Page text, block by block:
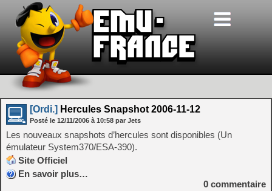
[Ordi.] Hercules Snapshot 2006-11-12
Posté le 12/11/2006 à 10:58 par Jets
Les nouveaux snapshots d’hercules sont disponibles (Un
émulateur System370/ESA-390).
Site Officiel
En savoir plus…
0 commentaire